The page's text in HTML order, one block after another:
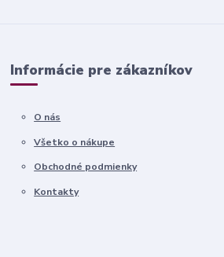
Informácie pre zákazníkov
O nás
Všetko o nákupe
Obchodné podmienky
Kontakty